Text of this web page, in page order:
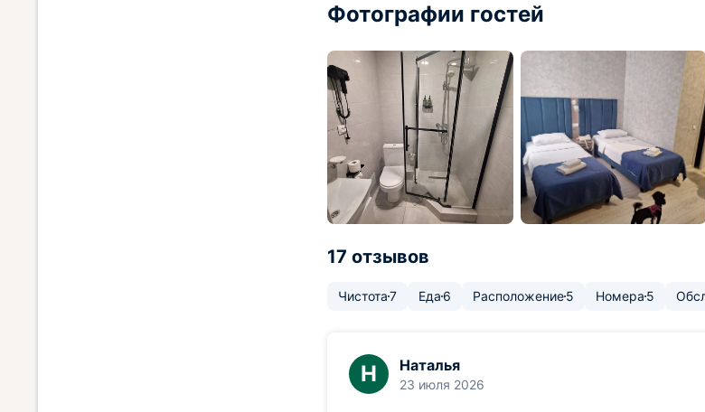
Фотографии гостей
17 отзывов
Чистота7 Еда 6 Расположение5 Номера 5
Н Наталья
23 июля 2026